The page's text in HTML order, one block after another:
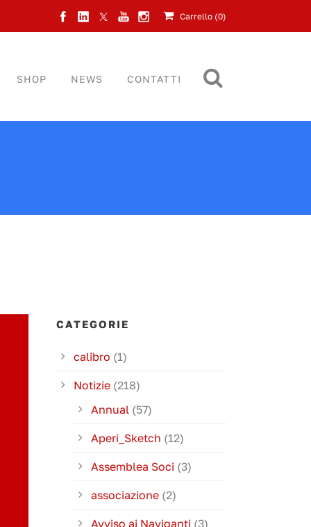
Carrello (0)
SHOP NEWS CONTATTI
CATEGORIE
calibro (1)
Notizie (218)
Annual (57)
Aperi_Sketch (12)
Assemblea Soci (3)
associazione (2)
Avviso ai Naviganti (3)